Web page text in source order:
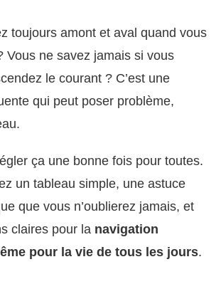
toujours amont et aval quand vous
Vous ne savez jamais si vous
le courant ? C’est une
qui peut poser problème,
ça une bonne fois pour toutes.
un tableau simple, une astuce
que vous n’oublierez jamais, et
claires pour la navigation
pour la vie de tous les jours.